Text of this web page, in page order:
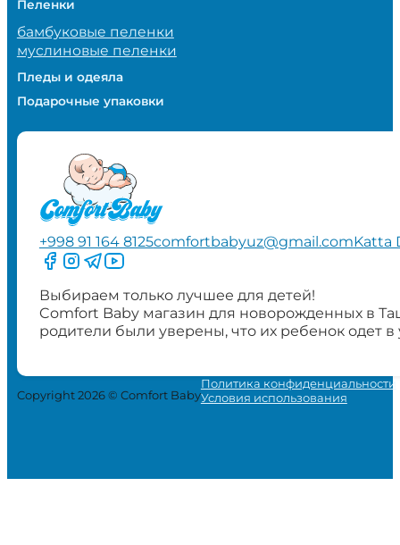
Пеленки
бамбуковые пеленки
муслиновые пеленки
Пледы и одеяла
Подарочные упаковки
+998 91 164 8125comfortbabyuz@gmail.comKatta
Следите за нами на Facebook
Следите за нами в Instagram
Следите за нами в Telegram
Следите за нами в YouTube
Выбираем только лучшее для детей!
Comfort Baby магазин для новорожденных в
родители были уверены, что их ребенок одет
Copyright 2026 © Comfort Baby
Политика конфиденциальности
Условия использования